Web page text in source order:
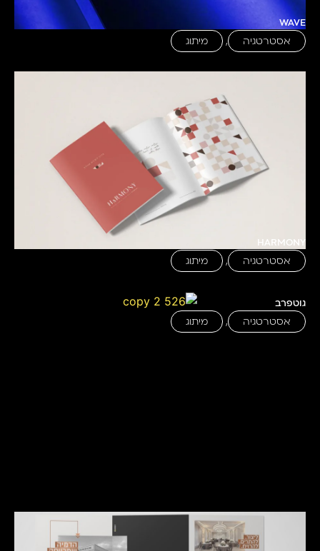
WAVE
אסטרטגיה , מיתוג
HARMONY
אסטרטגיה , מיתוג
גוטפרב
אסטרטגיה , מיתוג